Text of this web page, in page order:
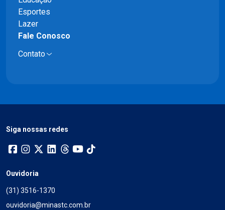
Esportes
Lazer
Fale Conosco
Contato
Siga nossas redes
Ouvidoria
(31) 3516-1370
ouvidoria@minastc.com.br